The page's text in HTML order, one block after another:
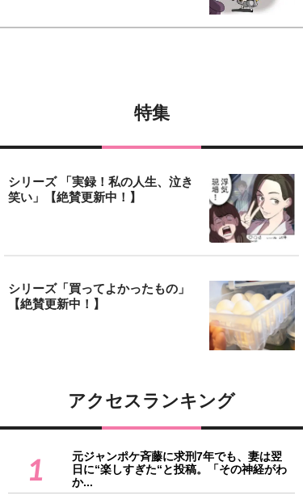
特集
シリーズ 「実録！私の人生、泣き
笑い」【絶賛更新中！】
シリーズ「買ってよかったもの」
【絶賛更新中！】
アクセスランキング
1
元ジャンポケ斉藤に求刑7年でも、妻は翌
日に“楽しすぎた“と投稿。「その神経がわ
か...